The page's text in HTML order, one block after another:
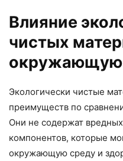
Влияние
чистых
окружающую
Экологически чистые
преимуществ по
Они не содержат
компонентов, которые
окружающую среду и